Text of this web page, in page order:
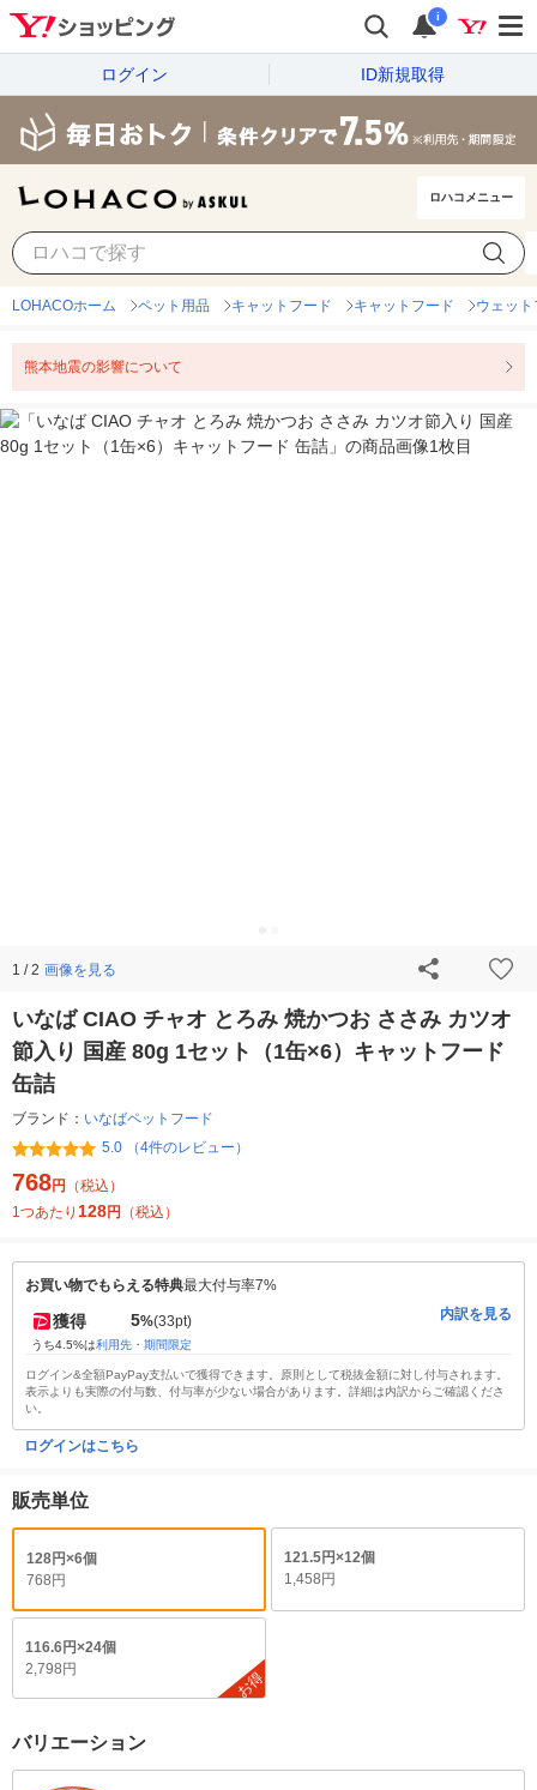
i
ログイン ID新規取得
ロハコメニュー
LOHACOホーム ペット用品 キャットフード キャットフード ウェッ
熊本地震の影響について
1 / 2 画像を見る
いなば CIAO チャオ とろみ 焼かつお ささみ カツオ
節入り 国産 80g 1セット（1缶×6）キャットフード
缶詰
ブランド： いなばペットフード
5.0 （4件のレビュー）
768円
（税込）
1つあたり 128円 （税込）
お買い物でもらえる特典最大付与率7%
獲得 5%(33pt)
うち4.5%は利用先・期間限定
内訳を見る
ログイン&全額PayPay支払いで獲得できます。原則として税抜金額に対し付与されます。
表示よりも実際の付与数、付与率が少ない場合があります。詳細は内訳からご確認くださ
い。
ログインはこちら
販売単位
128円×6個
768円
121.5円×12個
1,458円
116.6円×24個
2,798円
お得
バリエーション